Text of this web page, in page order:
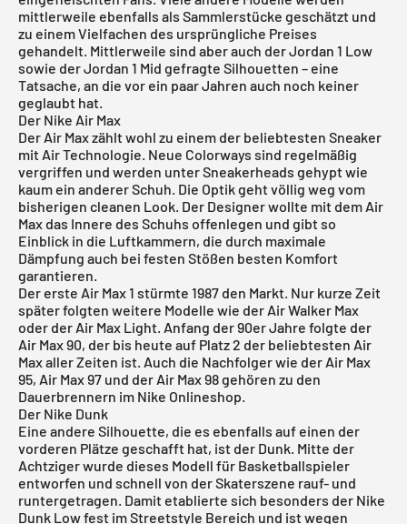
mittlerweile ebenfalls als Sammlerstücke geschätzt und
zu einem Vielfachen des ursprüngliche Preises
gehandelt. Mittlerweile sind aber auch derJordan 1 Low
sowie derJordan 1 Mid gefragte Silhouetten – eine
Tatsache, an die vor ein paar Jahren auch noch keiner
geglaubt hat.
Der Nike Air Max
Der Air Max zählt wohl zu einem der beliebtesten Sneaker
mit Air Technologie. Neue Colorways sind regelmäßig
vergriffen und werden unter Sneakerheads gehypt wie
kaum ein anderer Schuh. Die Optik geht völlig weg vom
bisherigen cleanen Look. Der Designer wollte mit dem Air
Max das Innere des Schuhs offenlegen und gibt so
Einblick in die Luftkammern, die durch maximale
Dämpfung auch bei festen Stößen besten Komfort
garantieren.
Der erste Air Max 1 stürmte 1987 den Markt. Nur kurze Zeit
später folgten weitere Modelle wie der Air Walker Max
oder der Air Max Light. Anfang der 90er Jahre folgte der
Air Max 90, der bis heute auf Platz 2 der beliebtesten Air
Max aller Zeiten ist. Auch die Nachfolger wie der Air Max
95, Air Max 97 und der Air Max 98gehören zu den
Dauerbrennern im Nike Onlineshop.
Der Nike Dunk
Eine andere Silhouette, die es ebenfalls auf einen der
vorderen Plätze geschafft hat, ist der Dunk. Mitte der
Achtziger wurde dieses Modell für Basketballspieler
entworfen und schnell von der Skaterszene rauf- und
runtergetragen. Damit etablierte sich besonders der Nike
Dunk Lowfest im Streetstyle Bereich und ist wegen